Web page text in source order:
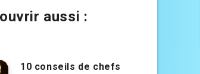
aussi :
10 conseils de chefs